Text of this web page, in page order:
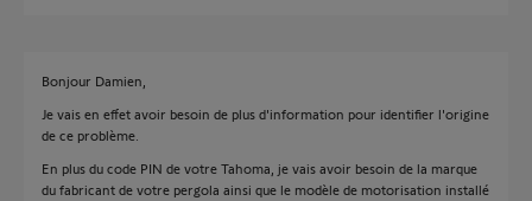
Bonjour Damien,
Je vais en effet avoir besoin de plus d'information pour identifier l'origine
de ce problème.
En plus du code PIN de votre Tahoma, je vais avoir besoin de la marque
du fabricant de votre pergola ainsi que le modèle de motorisation installé